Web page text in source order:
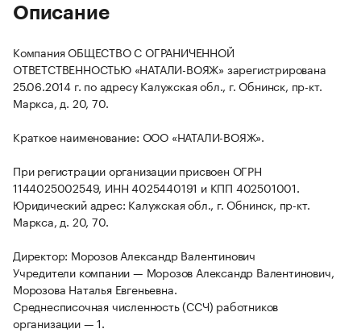
Описание
Компания ОБЩЕСТВО С ОГРАНИЧЕННОЙ
ОТВЕТСТВЕННОСТЬЮ «НАТАЛИ-ВОЯЖ» зарегистрирована
25.06.2014 г. по адресу Калужская обл., г. Обнинск, пр-кт.
Маркса, д. 20, 70.
Краткое наименование: ООО «НАТАЛИ-ВОЯЖ».
При регистрации организации присвоен ОГРН
1144025002549, ИНН 4025440191 и КПП 402501001.
Юридический адрес: Калужская обл., г. Обнинск, пр-кт.
Маркса, д. 20, 70.
Директор: Морозов Александр Валентинович
Учредители компании — Морозов Александр Валентинович,
Морозова Наталья Евгеньевна.
Среднесписочная численность (ССЧ) работников
организации — 1.